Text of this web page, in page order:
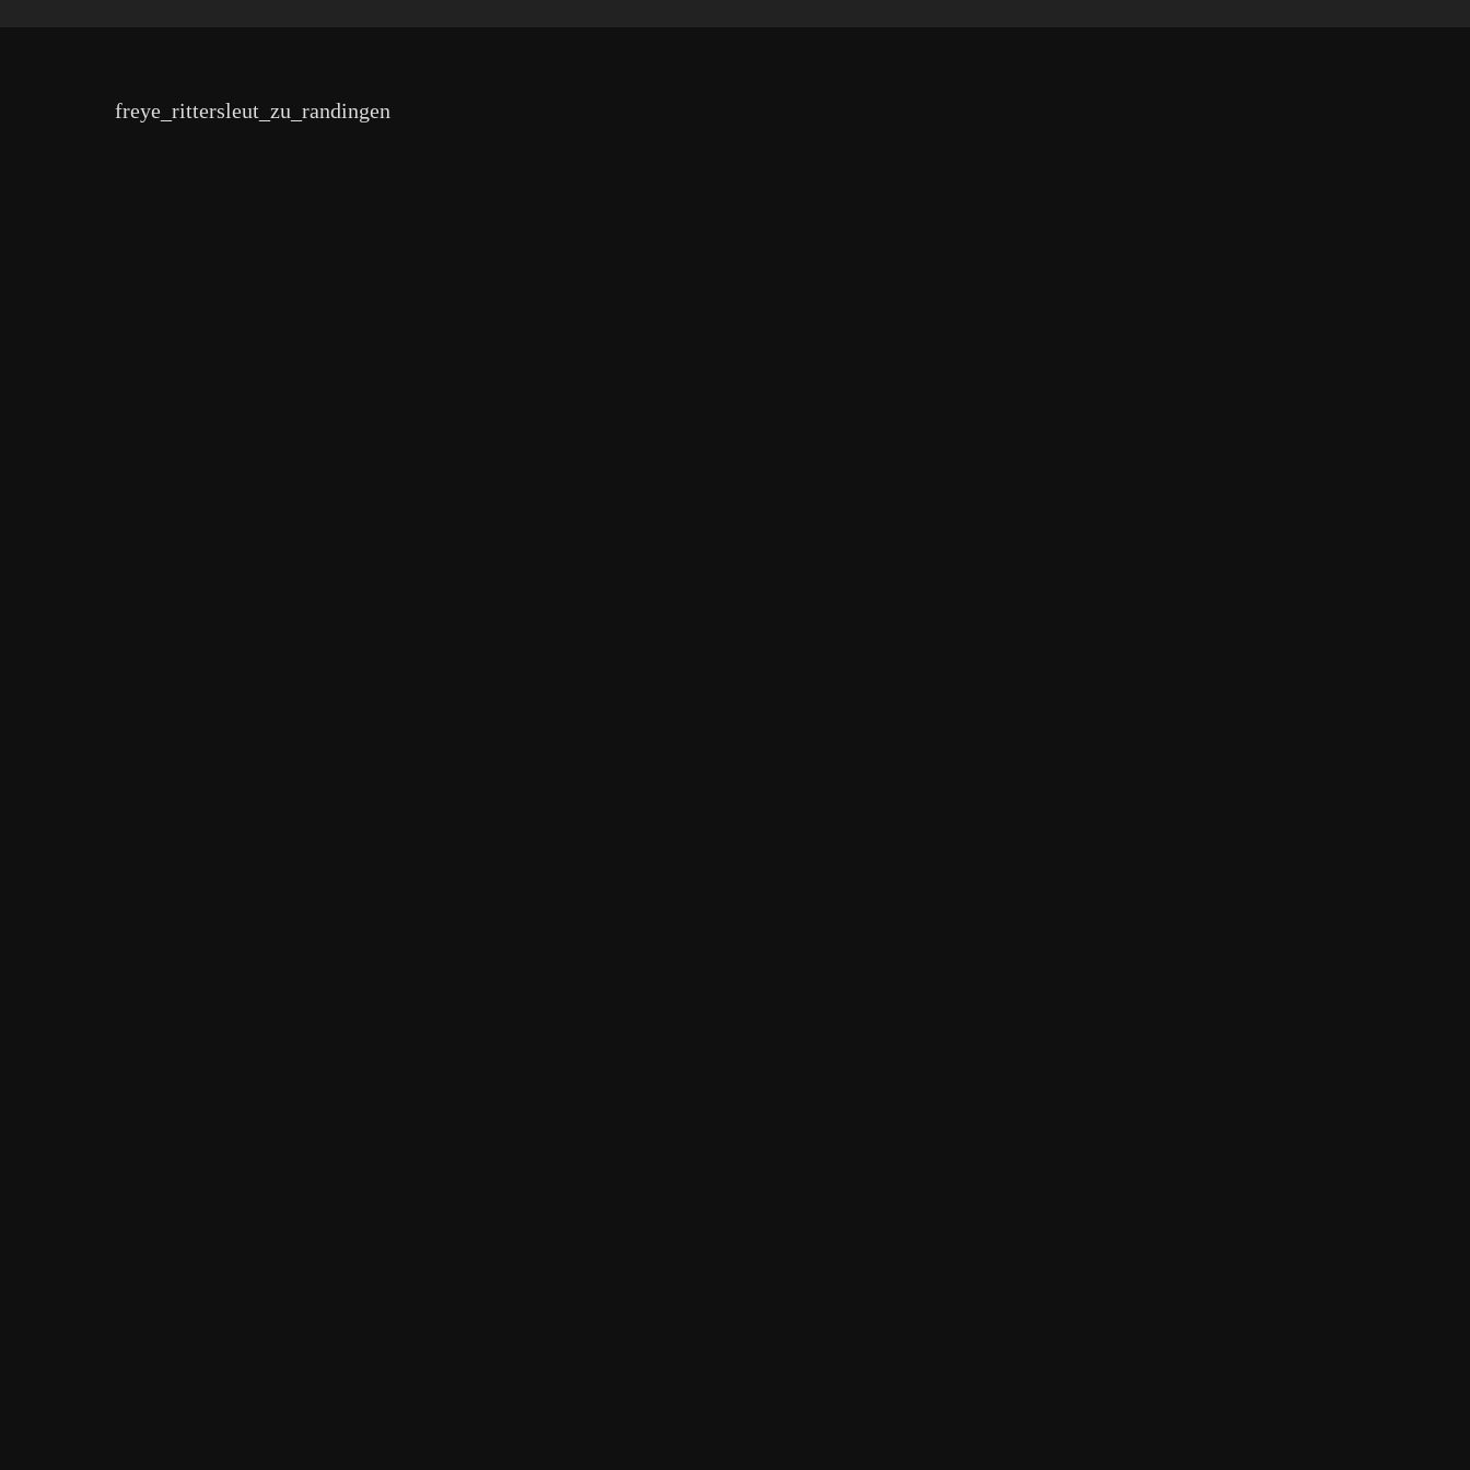
freye_rittersleut_zu_randingen